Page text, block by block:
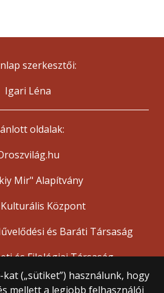
kat („sütiket”) használunk, hogy
mellett a legjobb felhasználói
szerkesztői:
Igari Léna
oldalak:
Mir" Alapítvány
Központ
és Baráti Társaság
és Filológiai Társaság